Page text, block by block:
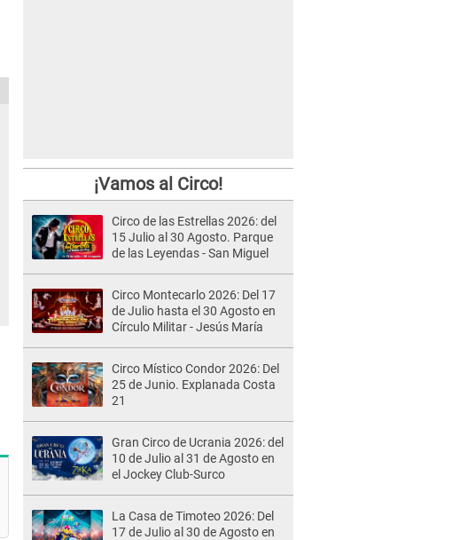
¡Vamos al Circo!
Circo de las Estrellas 2026: del
15 Julio al 30 Agosto. Parque
de las Leyendas - San Miguel
Circo Montecarlo 2026: Del 17
de Julio hasta el 30 Agosto en
Círculo Militar - Jesús María
Circo Místico Condor 2026: Del
25 de Junio. Explanada Costa
21
Gran Circo de Ucrania 2026: del
10 de Julio al 31 de Agosto en
el Jockey Club-Surco
La Casa de Timoteo 2026: Del
17 de Julio al 30 de Agosto en